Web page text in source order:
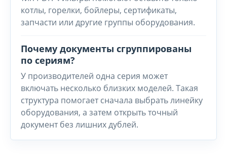
котлы, горелки, бойлеры, сертификаты,
запчасти или другие группы оборудования.
Почему документы сгруппированы
по сериям?
У производителей одна серия может
включать несколько близких моделей. Такая
структура помогает сначала выбрать линейку
оборудования, а затем открыть точный
документ без лишних дублей.